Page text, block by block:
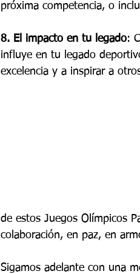
próxima competencia, o
8. El impacto en tu legado:
influye en tu legado
excelencia y a inspirar a
de estos Juegos Olímpicos
colaboración, en paz, en
Sigamos adelante con una